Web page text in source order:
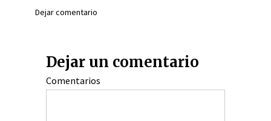
Dejar comentario
Dejar un comentario
Comentarios